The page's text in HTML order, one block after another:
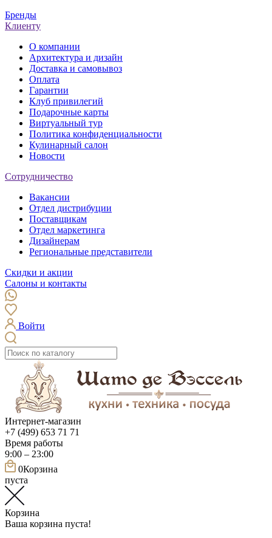
Бренды
Клиенту
О компании
Архитектура и дизайн
Доставка и самовывоз
Оплата
Гарантии
Клуб привилегий
Подарочные карты
Виртуальный тур
Политика конфиденциальности
Кулинарный салон
Новости
Сотрудничество
Вакансии
Отдел дистрибуции
Поставщикам
Отдел маркетинга
Дизайнерам
Региональные представители
Скидки и акции
Салоны и контакты
Войти
Интернет-магазин
+7 (499) 653 71 71
Время работы
9:00 – 23:00
0Корзина
пуста
Корзина
Ваша корзина пуста!